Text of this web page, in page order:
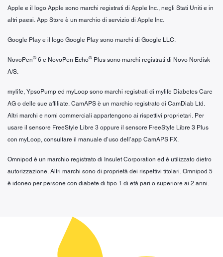
Apple e il logo Apple sono marchi registrati di Apple Inc., negli Stati Uniti e in
altri paesi. App Store è un marchio di servizio di Apple Inc.
Google Play e il logo Google Play sono marchi di Google LLC.
NovoPen® 6 e NovoPen Echo® Plus sono marchi registrati di Novo Nordisk
A/S.
mylife, YpsoPump ed myLoop sono marchi registrati di mylife Diabetes Care
AG o delle sue affiliate. CamAPS è un marchio registrato di CamDiab Ltd.
Altri marchi e nomi commerciali appartengono ai rispettivi proprietari. Per
usare il sensore FreeStyle Libre 3 oppure il sensore FreeStyle Libre 3 Plus
con myLoop, consultare il manuale d’uso dell’app CamAPS FX.
Omnipod è un marchio registrato di Insulet Corporation ed è utilizzato dietro
autorizzazione. Altri marchi sono di proprietà dei rispettivi titolari. Omnipod 5
è idoneo per persone con diabete di tipo 1 di età pari o superiore ai 2 anni.